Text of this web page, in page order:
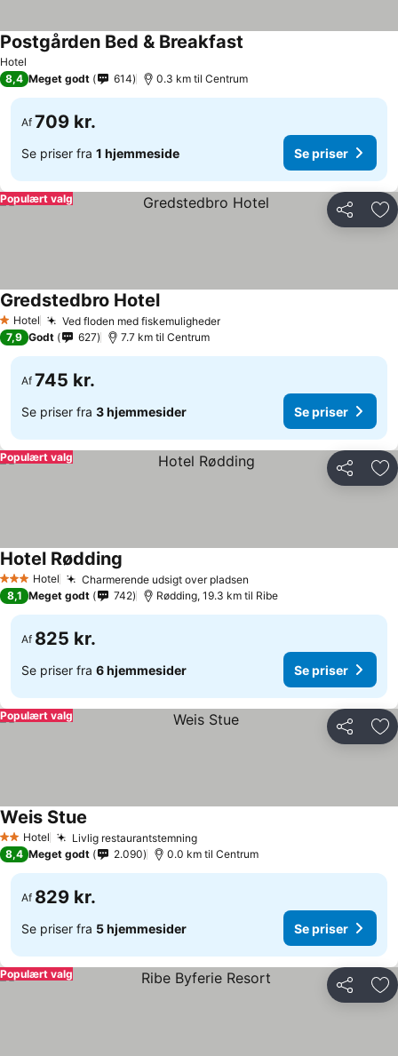
Hotel
Postgården Bed & Breakfast
8,4 Meget godt 614 0.3 km til Centrum
Af 709 kr.
Se priser fra 1 hjemmeside Se priser
Del
Populært valg
1 Stjerner
Hotel Ved floden med fiskemuligheder
Gredstedbro Hotel
7,9 Godt 627 7.7 km til Centrum
Af 745 kr.
Se priser fra 3 hjemmesider Se priser
Del
Populært valg
3 StjernerHotel Charmerende udsigt over pladsen
Hotel Rødding
8,1 Meget godt 742 Rødding, 19.3 km til Ribe
Af 825 kr.
Se priser fra 6 hjemmesider Se priser
Del
Populært valg
2 Stjerner
Hotel Livlig restaurantstemning
Weis Stue
8,4 Meget godt 2.090 0.0 km til Centrum
Af 829 kr.
Se priser fra 5 hjemmesider Se priser
Del
Populært valg